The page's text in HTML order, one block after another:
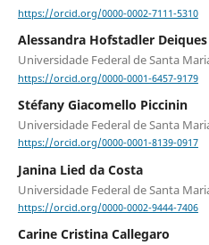
https://orcid.org/0000-0002-7111-5310
Alessandra Hofstadler
Universidade Federal de Santa
https://orcid.org/0000-0001-6457-9179
Stéfany Giacomello Piccinin
Universidade Federal de Santa
https://orcid.org/0000-0001-8139-0917
Janina Lied da Costa
Universidade Federal de Santa
https://orcid.org/0000-0002-9444-7406
Carine Cristina Callegaro